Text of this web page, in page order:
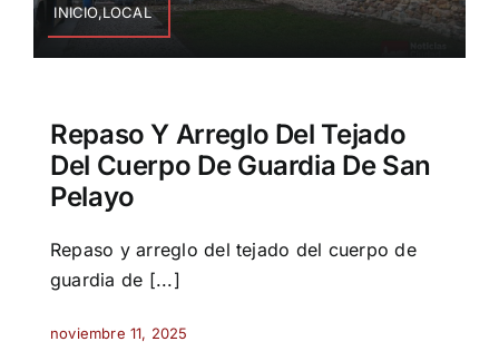
INICIO,LOCAL
Repaso Y Arreglo Del Tejado
Del Cuerpo De Guardia De San
Pelayo
Repaso y arreglo del tejado del cuerpo de
guardia de [...]
noviembre 11, 2025